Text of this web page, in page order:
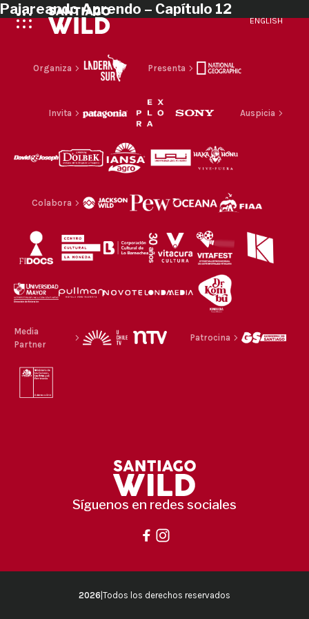
ENGLISH
Pajareando Aprendo – Capítulo 12
Organiza Presenta
Invita Auspicia
Colabora
Media
Partner
Patrocina
Síguenos en redes sociales
2026 Todos los derechos reservados